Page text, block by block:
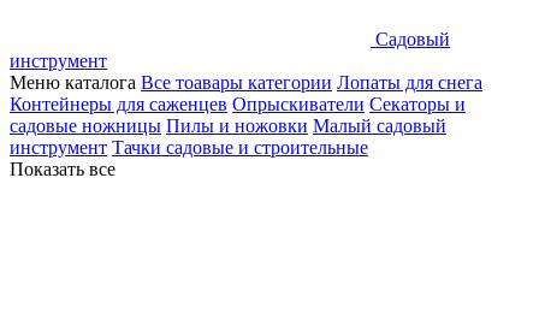
Садовый
инструмент
Меню каталога Все тоавары категории Лопаты для снега
Контейнеры для саженцев Опрыскиватели Секаторы и
садовые ножницы Пилы и ножовки Малый садовый
инструмент Тачки садовые и строительные
Показать все